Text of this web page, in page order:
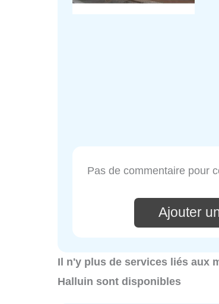
Pas de commentaire pour
Ajouter
Il n'y plus de services liés aux
Halluin sont disponibles